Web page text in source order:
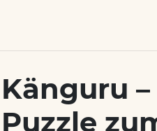
Känguru
Puzzle